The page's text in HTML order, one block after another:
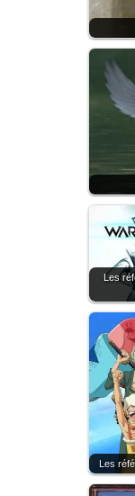
Les
Les